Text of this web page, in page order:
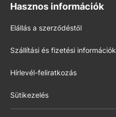
Hasznos információk
Elállás a szerződéstől
Szállítási és fizetési információk
Hírlevél-feliratkozás
Sütikezelés